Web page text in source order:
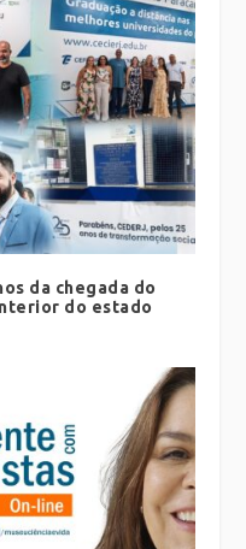
da chegada do
do estado